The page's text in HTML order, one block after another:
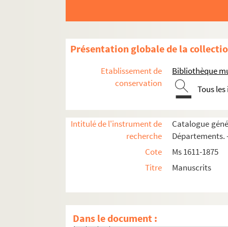
Présentation globale de la
Etablissement de
conservation
Bibliothèque
Tous
Intitulé de l'instrument de
recherche
Catalogue
Départements.
Cote
Ms 1611-1875
Titre
Manuscrits
Dans le document :
70. 70
71. 71
72v. 72 v°
76. 76